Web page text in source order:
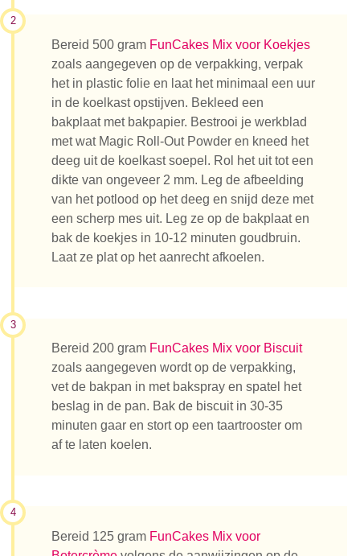
2
Bereid 500 gram FunCakes Mix voor Koekjes
zoals aangegeven op de verpakking, verpak
het in plastic folie en laat het minimaal een uur
in de koelkast opstijven. Bekleed een
bakplaat met bakpapier. Bestrooi je werkblad
met wat Magic Roll-Out Powder en kneed het
deeg uit de koelkast soepel. Rol het uit tot een
dikte van ongeveer 2 mm. Leg de afbeelding
van het potlood op het deeg en snijd deze met
een scherp mes uit. Leg ze op de bakplaat en
bak de koekjes in 10-12 minuten goudbruin.
Laat ze plat op het aanrecht afkoelen.
3
Bereid 200 gram FunCakes Mix voor Biscuit
zoals aangegeven wordt op de verpakking,
vet de bakpan in met bakspray en spatel het
beslag in de pan. Bak de biscuit in 30-35
minuten gaar en stort op een taartrooster om
af te laten koelen.
4
Bereid 125 gram FunCakes Mix voor